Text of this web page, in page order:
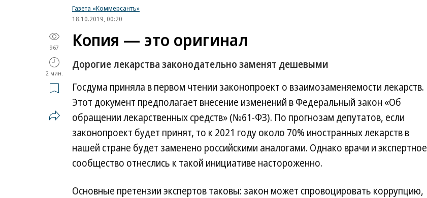
Газета «Коммерсантъ»
18.10.2019, 00:20
967
2 мин.
Копия — это оригинал
Дорогие лекарства законодательно заменят дешевыми
Госдума приняла в первом чтении законопроект о взаимозаменяемости лекарств.
Этот документ предполагает внесение изменений в Федеральный закон «Об
обращении лекарственных средств» (№61-ФЗ). По прогнозам депутатов, если
законопроект будет принят, то к 2021 году около 70% иностранных лекарств в
нашей стране будет заменено российскими аналогами. Однако врачи и экспертное
сообщество отнеслись к такой инициативе настороженно.
Основные претензии экспертов таковы: закон может спровоцировать коррупцию,